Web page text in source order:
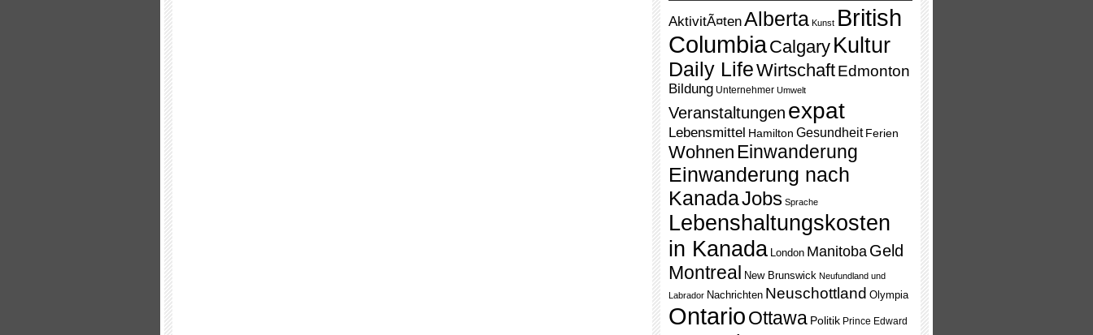
AktivitÃ¤tenAlberta Kunst British
ColumbiaCalgary Kultur
Daily LifeWirtschaftEdmonton
Bildung Unternehmer Umwelt
Veranstaltungen expat
Lebensmittel Hamilton Gesundheit Ferien
Wohnen Einwanderung
Einwanderung nach
KanadaJobs Sprache
Lebenshaltungskosten
in Kanada London Manitoba Geld
Montreal New Brunswick Neufundland und
Labrador Nachrichten Neuschottland Olympia
OntarioOttawa Politik Prince Edward